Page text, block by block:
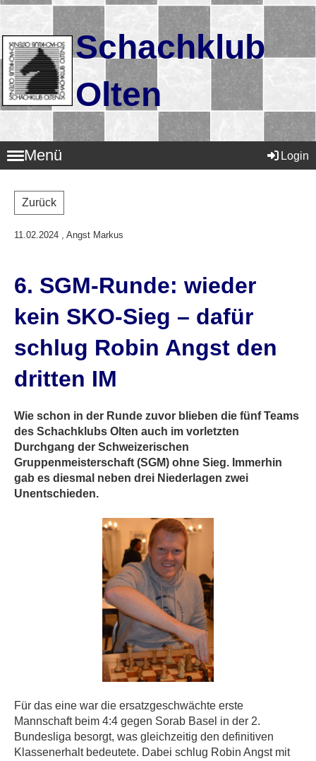
Schachklub
Olten
Menü Login
Zurück
11.02.2024 , Angst Markus
6. SGM-Runde: wieder
kein SKO-Sieg – dafür
schlug Robin Angst den
dritten IM
Wie schon in der Runde zuvor blieben die fünf Teams
des Schachklubs Olten auch im vorletzten
Durchgang der Schweizerischen
Gruppenmeisterschaft (SGM) ohne Sieg. Immerhin
gab es diesmal neben drei Niederlagen zwei
Unentschieden.
Für das eine war die ersatzgeschwächte erste
Mannschaft beim 4:4 gegen Sorab Basel in der 2.
Bundesliga besorgt, was gleichzeitig den definitiven
Klassenerhalt bedeutete. Dabei schlug Robin Angst mit